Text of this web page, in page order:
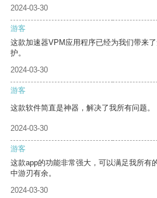
2024-03-30
游客
这款加速器VPM应用程序已经为我们带来
护。
2024-03-30
游客
这款软件简直是神器，解决了我所有问题。
2024-03-30
游客
这款app的功能非常强大，可以满足我所有
中游刃有余。
2024-03-30